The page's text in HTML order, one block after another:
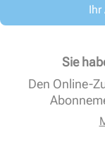
Ihr
Sie
Den Online-